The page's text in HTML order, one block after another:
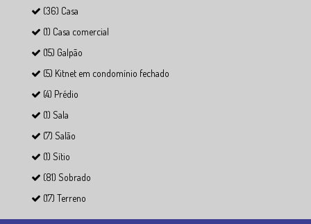
(36) Casa
(1) Casa comercial
(15) Galpão
(5) Kitnet em condomínio fechado
(4) Prédio
(1) Sala
(7) Salão
(1) Sítio
(81) Sobrado
(17) Terreno